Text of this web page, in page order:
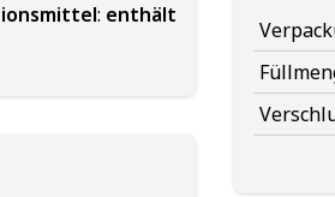
: enthält